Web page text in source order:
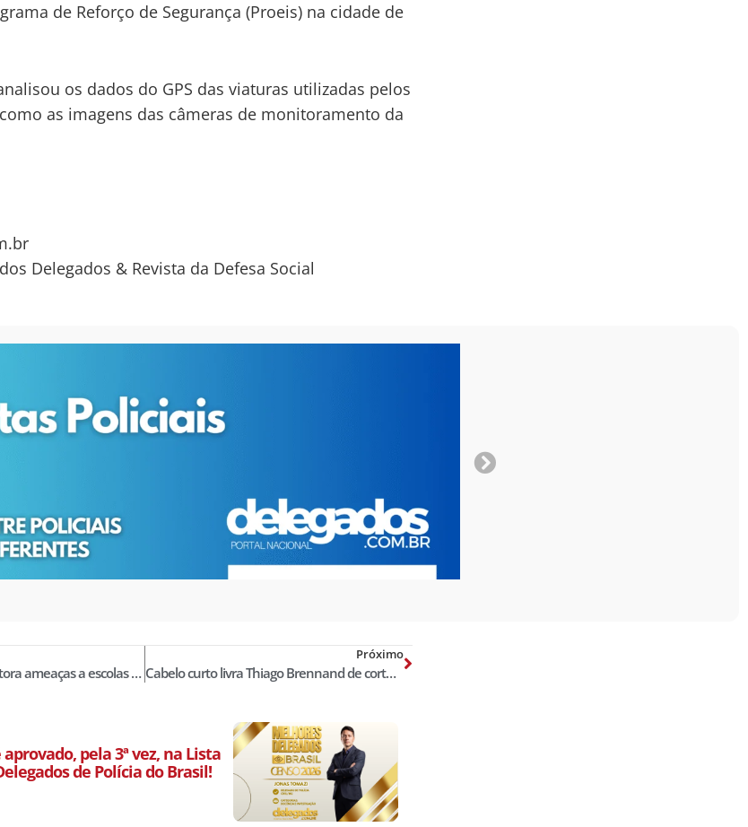
de Reforço de Segurança (Proeis) na cidade de
os dados do GPS das viaturas utilizadas pelos
as imagens das câmeras de monitoramento da
Delegados & Revista da Defesa Social
Delegado que monitora ameaças a escolas vive entre a perturbação e o alívio
Próximo
Cabelo curto livra Thiago Brennand de corte na prisão; barba foi raspada
aprovado, pela 3ª vez, na Lista
de Polícia do Brasil!